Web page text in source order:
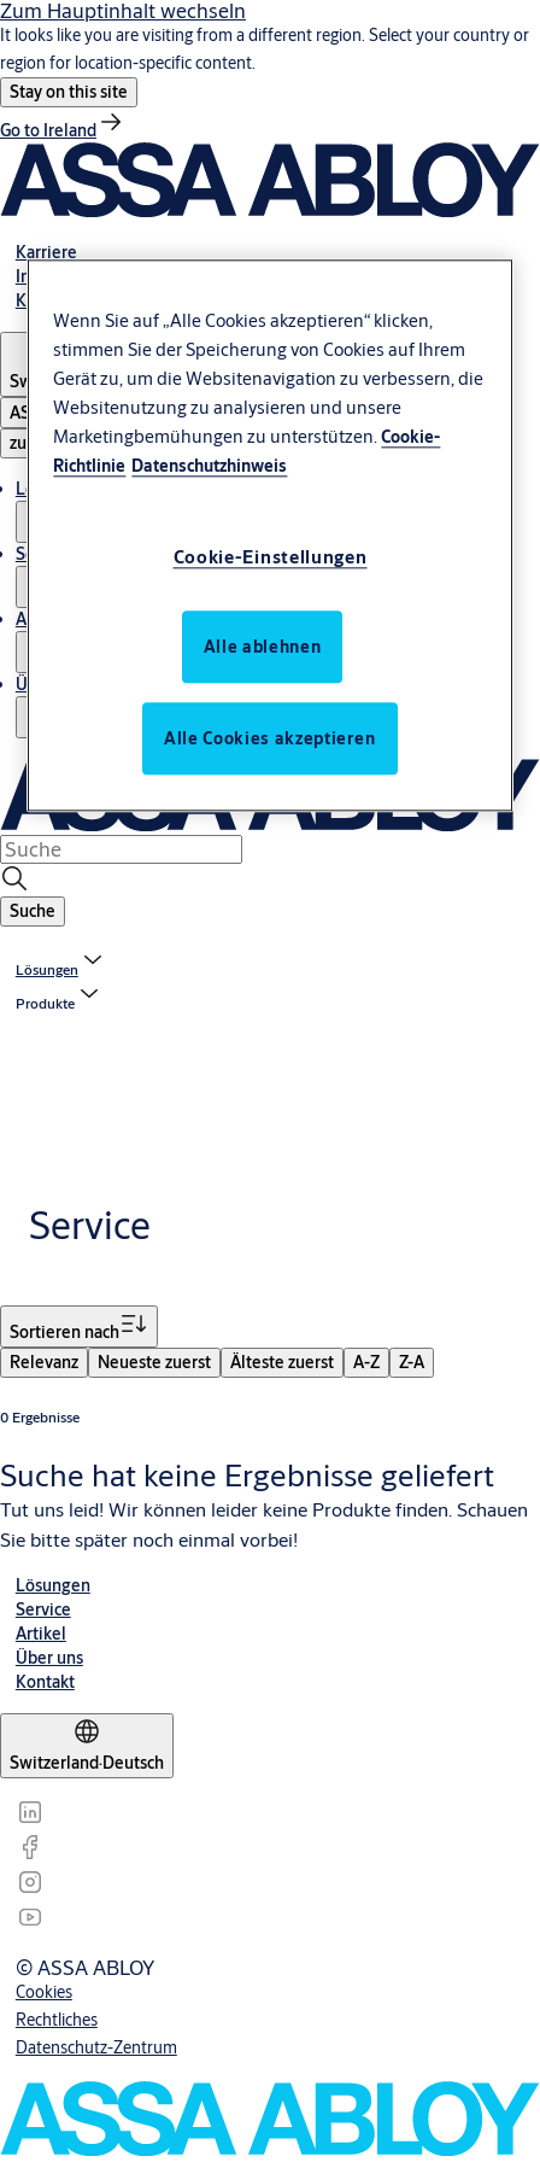
Zum Hauptinhalt wechseln
It looks like you are visiting from a different region. Select your country or
region for location-specific content.
Stay on this site
Go to Ireland
Karriere
Investoren
Kontakt
Switzerland·Deutsch
ASSA ABLOY Group
zu öffnen
Lösungen
Service
Artikel
Über uns
Suche
Lösungen
Produkte
Service
Sortieren nach
Relevanz
Neueste zuerst Älteste zuerst A-Z Z-A
0 Ergebnisse
Suche hat keine Ergebnisse geliefert
Tut uns leid! Wir können leider keine Produkte finden. Schauen
Sie bitte später noch einmal vorbei!
Lösungen
Service
Artikel
Über uns
Kontakt
Switzerland·Deutsch
© ASSA ABLOY
Cookies
Rechtliches
Datenschutz-Zentrum
Wenn Sie auf „Alle Cookies akzeptieren“ klicken,
stimmen Sie der Speicherung von Cookies auf Ihrem
Gerät zu, um die Websitenavigation zu verbessern, die
Websitenutzung zu analysieren und unsere
Marketingbemühungen zu unterstützen.Cookie-
Richtlinie Datenschutzhinweis
Cookie-Einstellungen
Alle ablehnen
Alle Cookies akzeptieren